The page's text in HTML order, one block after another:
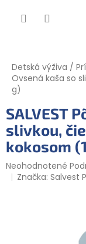
Detská výživa /
Ovsená kaša so
g)
SALVEST
slivkou,
kokosom
Priemerné
hodnotenie
Neohodnotené
Značka:Salvest